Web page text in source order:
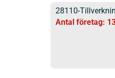
28110-
Antal företag: